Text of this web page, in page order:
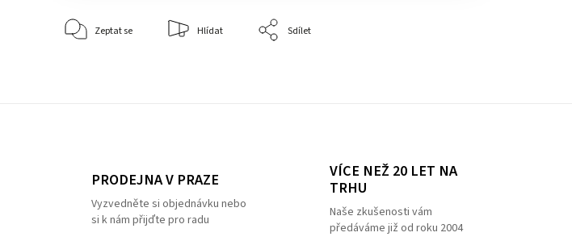
Zeptat se Hlídat Sdílet
PRODEJNA V PRAZE
Vyzvedněte si objednávku nebo
si k nám přijďte pro radu
VÍCE NEŽ 20 LET NA
TRHU
Naše zkušenosti vám
předáváme již od roku 2004